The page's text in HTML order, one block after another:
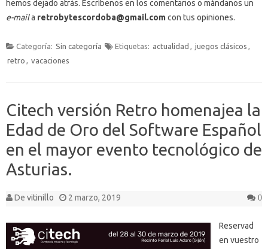
hemos dejado atrás. Escríbenos en los comentarios o mándanos un
e-maila retrobytescordoba@gmail.comcon tus opiniones.
Categoría: Sin categoría Etiquetas: actualidad , juegos clásicos ,
retro , vacaciones
Citech versión Retro homenajea la
Edad de Oro del Software Español
en el mayor evento tecnológico de
Asturias.
De vitinillo 2 marzo, 2019 0
Reservad
en vuestro